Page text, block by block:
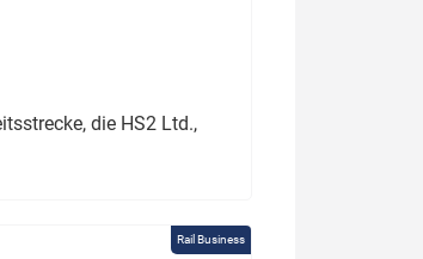
die HS2 Ltd.,
Rail Business